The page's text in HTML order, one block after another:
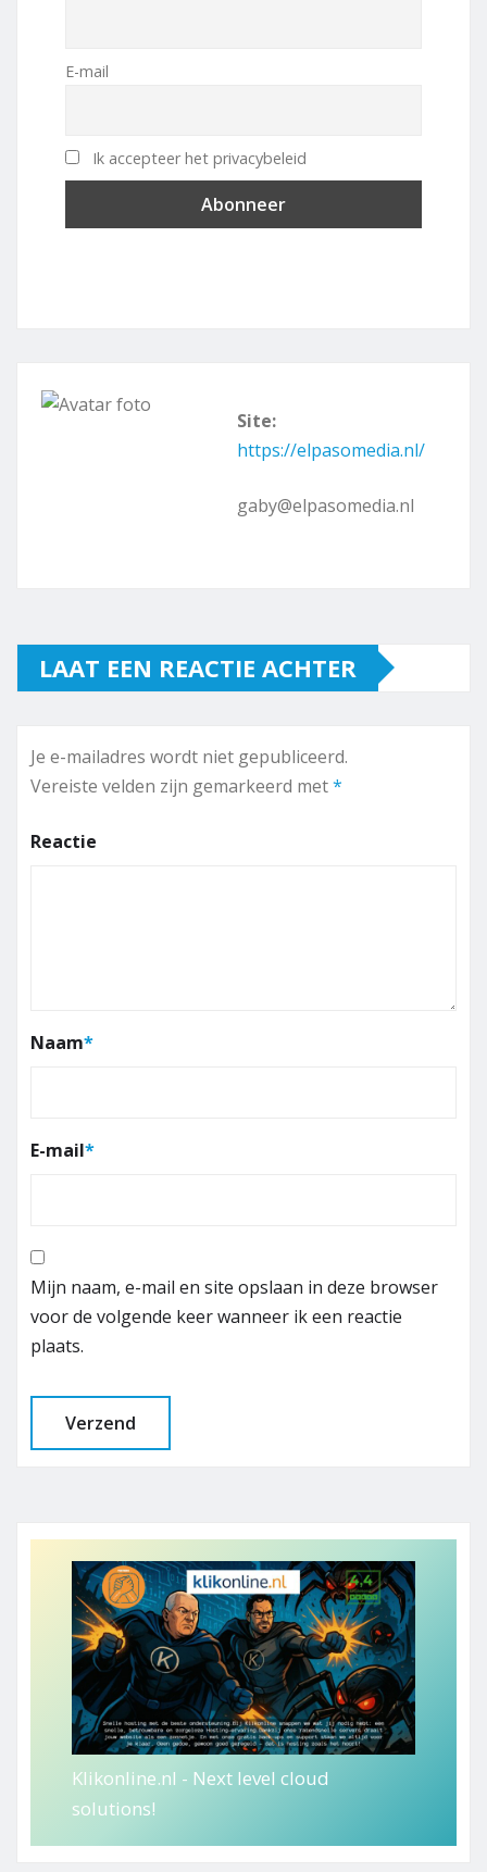
E-mail
Ik accepteer het privacybeleid
Site:
https://elpasomedia.nl/
gaby@elpasomedia.nl
LAAT EEN REACTIE ACHTER
Je e-mailadres wordt niet gepubliceerd.
Vereiste velden zijn gemarkeerd met*
Reactie
Naam*
E-mail*
Mijn naam, e-mail en site opslaan in deze browser
voor de volgende keer wanneer ik een reactie
plaats.
Klikonline.nl - Next level cloud
solutions!